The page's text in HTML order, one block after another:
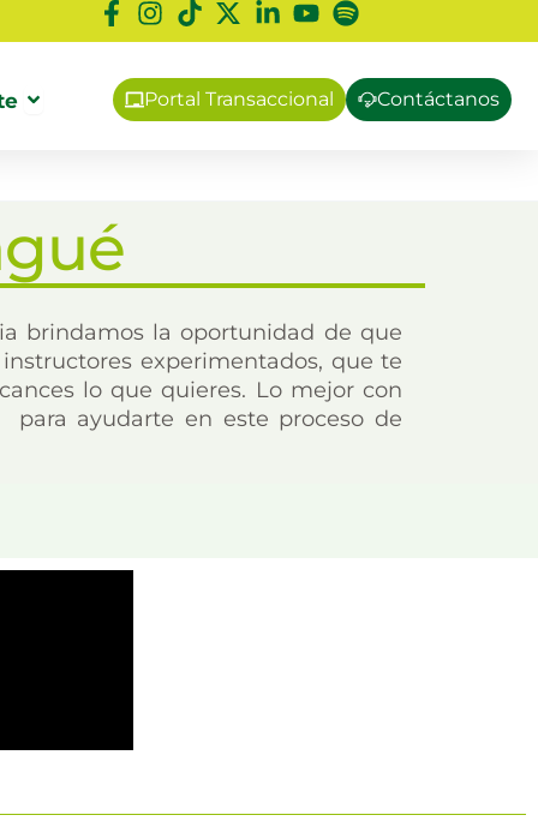
Abrir AfíliatePortal Transaccional Contáctanos
brindamos la oportunidad de que
experimentados, que te
lo que quieres. Lo mejor con
ayudarte en este proceso de